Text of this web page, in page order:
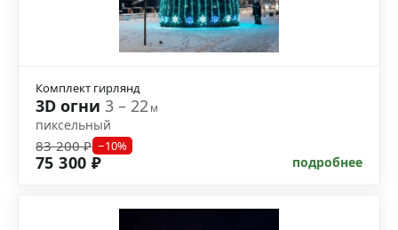
Комплект гирлянд
3D огни 3 – 22м
пиксельный
83 200 ₽ −10%
75 300 ₽ подробнее